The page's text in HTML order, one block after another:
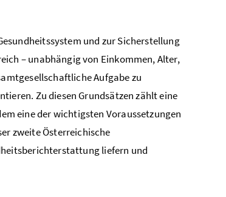
und zur Sicherstellung
– unabhängig von Einkommen, Alter,
Aufgabe zu
Zu diesen Grundsätzen zählt eine
eine der wichtigsten Voraussetzungen
zweite Österreichische
liefern und